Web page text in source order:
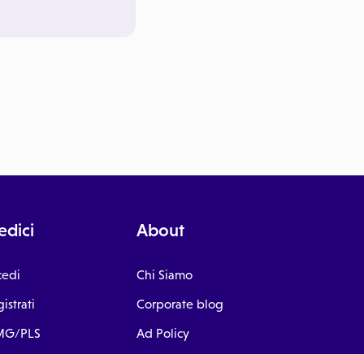
PLS
About
Chi Siamo
Corporate blog
Ad Policy